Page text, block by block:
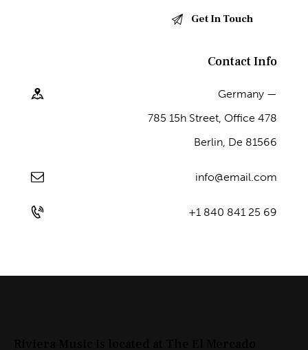
Contact Info
Germany —
785 15h Street, Office 478
Berlin, De 81566
info@email.com
+1 840 841 25 69